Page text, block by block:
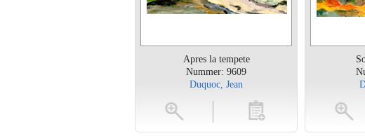
Apres la tempete
Nummer: 9609
Duquoc, Jean
toevoegen vergroten